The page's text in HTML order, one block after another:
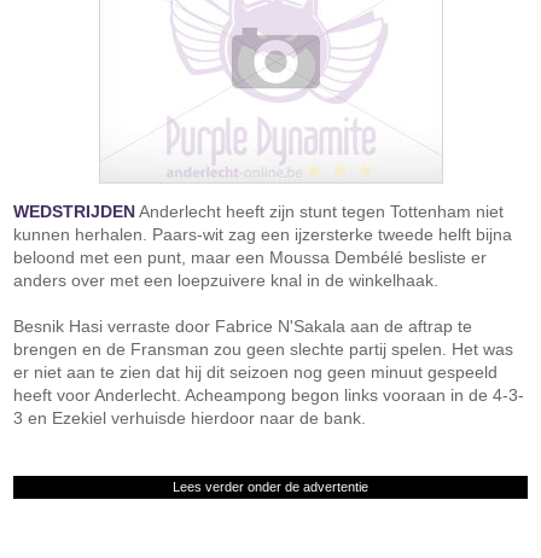
WEDSTRIJDENAnderlecht heeft zijn stunt tegen Tottenham niet
kunnen herhalen. Paars-wit zag een ijzersterke tweede helft bijna
beloond met een punt, maar een Moussa Dembélé besliste er
anders over met een loepzuivere knal in de winkelhaak.
Besnik Hasi verraste door Fabrice N'Sakala aan de aftrap te
brengen en de Fransman zou geen slechte partij spelen. Het was
er niet aan te zien dat hij dit seizoen nog geen minuut gespeeld
heeft voor Anderlecht. Acheampong begon links vooraan in de 4-3-
3 en Ezekiel verhuisde hierdoor naar de bank.
Lees verder onder de advertentie